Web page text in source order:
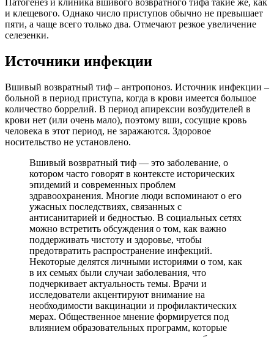
Патогенез и клиника вшивого возвратного тифа такие же, как
и клещевого. Однако число приступов обычно не превышает
пяти, а чаще всего только два. Отмечают резкое увеличение
селезенки.
Источники инфекции
Вшивый возвратный тиф – антропоноз. Источник инфекции –
больной в период приступа, когда в крови имеется большое
количество боррелий. В период апирексии возбудителей в
крови нет (или очень мало), поэтому вши, сосущие кровь
человека в этот период, не заражаются. Здоровое
носительство не установлено.
Вшивый возвратный тиф — это заболевание, о
котором часто говорят в контексте исторических
эпидемий и современных проблем
здравоохранения. Многие люди вспоминают о его
ужасных последствиях, связанных с
антисанитарией и бедностью. В социальных сетях
можно встретить обсуждения о том, как важно
поддерживать чистоту и здоровье, чтобы
предотвратить распространение инфекций.
Некоторые делятся личными историями о том, как
в их семьях были случаи заболевания, что
подчеркивает актуальность темы. Врачи и
исследователи акцентируют внимание на
необходимости вакцинации и профилактических
мерах. Общественное мнение формируется под
влиянием образовательных программ, которые